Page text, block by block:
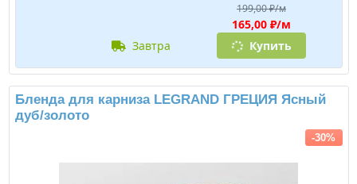
199,00 ₽/м
165,00 ₽/м
завтра
Купить
Бленда для карниза LEGRAND ГРЕЦИЯ Ясный
дуб/золото
-30%